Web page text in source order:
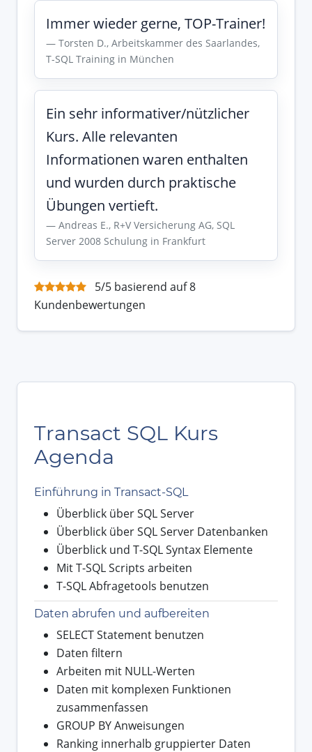
Immer wieder gerne, TOP-Trainer!
Torsten D., Arbeitskammer des Saarlandes,
T-SQL Training in München
Ein sehr informativer/nützlicher
Kurs. Alle relevanten
Informationen waren enthalten
und wurden durch praktische
Übungen vertieft.
Andreas E., R+V Versicherung AG, SQL
Server 2008 Schulung in Frankfurt
5/5 basierend auf 8
Kundenbewertungen
Transact SQL Kurs
Agenda
Einführung in Transact-SQL
Überblick über SQL Server
Überblick über SQL Server Datenbanken
Überblick und T-SQL Syntax Elemente
Mit T-SQL Scripts arbeiten
T-SQL Abfragetools benutzen
Daten abrufen und aufbereiten
SELECT Statement benutzen
Daten filtern
Arbeiten mit NULL-Werten
Daten mit komplexen Funktionen
zusammenfassen
GROUP BY Anweisungen
Ranking innerhalb gruppierter Daten